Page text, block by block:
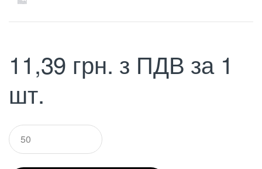
11,39 грн. з ПДВ за 1
шт.
Q
u